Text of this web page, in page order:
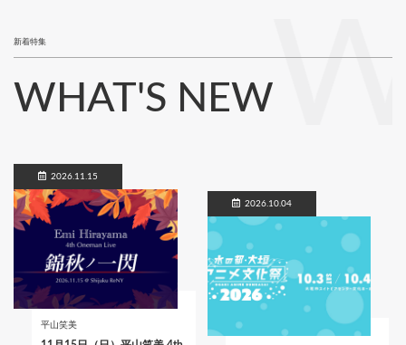
新着特集
WHAT'S NEW
2026.11.15
平山笑美
2026.10.04